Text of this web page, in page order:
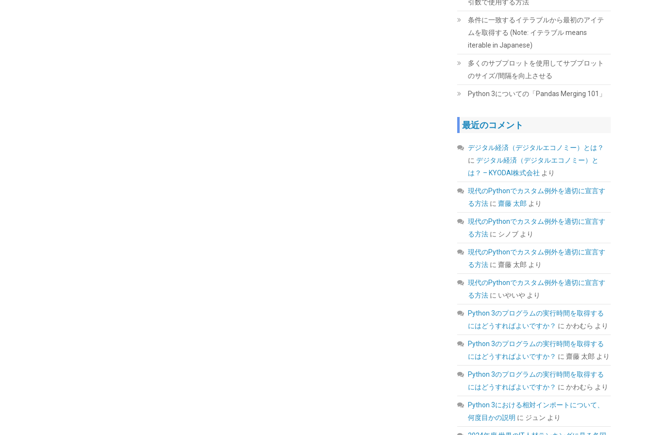
扱説明書付き。
(546393) GBP 7.71
(2026-08-07 04:03
GMT +09:00 時点 - 詳細はこちら )
ORICO M.2 NVMe SSD 外付けケース USB 3.2
Gen2 10Gbps高速データ転送 NVMe/PCIE 対応
2230/2242/2260/2280 SSD ケース M2 SSD 外
付けケース 8TB容量に対応 UASPサポート
ABS+アルミ材質 黑 M2PV-BK
(539766) GBP 10.07 (2026-08-07 04:03
GMT +09:00 時点 -詳細はこちら
Biwin NV7400 1TB SSD NVMe2.0 M.2 Type
2280 PCIe Gen4×4 最大読込：7450MB/s
(R:7450MB/s、W:6500MB/s) 内蔵SSD 高耐久
PS5/PS5 Pro動作確認済み メーカー5年保証
(546825) GBP 134.93 (2026-08-07
04:03 GMT +09:00 時点 -詳細はこちら)
引数で使用する方法
条件に一致するイテラブルから最初のアイテ
ムを取得する (Note: イテラブル means
iterable in Japanese)
多くのサブプロットを使用してサブプロット
のサイズ/間隔を向上させる
Python 3についての「Pandas Merging 101」
最近のコメント
デジタル経済（デジタルエコノミー）とは？
にデジタル経済（デジタルエコノミー）と
は？ – KYODAI株式会社 より
現代のPythonでカスタム例外を適切に宣言す
る方法 に齋藤 太郎 より
現代のPythonでカスタム例外を適切に宣言す
る方法 に シノブ より
現代のPythonでカスタム例外を適切に宣言す
る方法 に齋藤 太郎 より
現代のPythonでカスタム例外を適切に宣言す
る方法 に いやいや より
Python 3のプログラムの実行時間を取得する
にはどうすればよいですか？ にかわむら より
Python 3のプログラムの実行時間を取得する
にはどうすればよいですか？ に齋藤 太郎 より
Python 3のプログラムの実行時間を取得する
にはどうすればよいですか？ にかわむら より
Python 3における相対インポートについて、
何度目かの説明 に ジュン より